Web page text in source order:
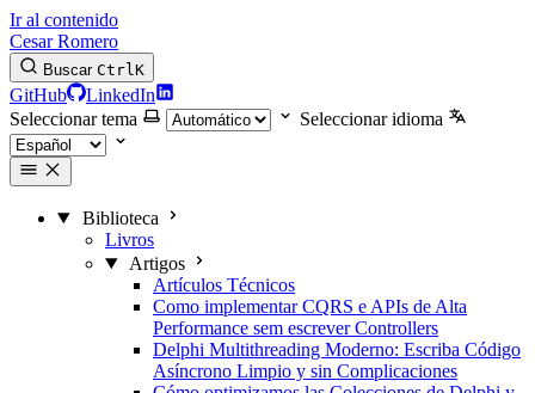
Ir al contenido
Cesar Romero
Buscar CtrlK
GitHub
LinkedIn
Seleccionar tema
Seleccionar idioma
Biblioteca
Livros
Artigos
Artículos Técnicos
Como implementar CQRS e APIs de Alta
Performance sem escrever Controllers
Delphi Multithreading Moderno: Escriba Código
Asíncrono Limpio y sin Complicaciones